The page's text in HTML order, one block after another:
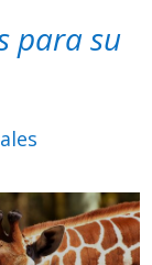
para su